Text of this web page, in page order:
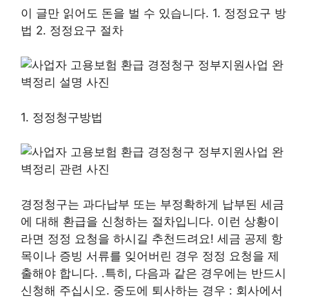
이 글만 읽어도 돈을 벌 수 있습니다. 1. 정정요구 방
법 2. 정정요구 절차
1. 정정청구방법
경정청구는 과다납부 또는 부정확하게 납부된 세금
에 대해 환급을 신청하는 절차입니다. 이런 상황이
라면 정정 요청을 하시길 추천드려요! 세금 공제 항
목이나 증빙 서류를 잊어버린 경우 정정 요청을 제
출해야 합니다. .특히, 다음과 같은 경우에는 반드시
신청해 주십시오. 중도에 퇴사하는 경우 : 회사에서